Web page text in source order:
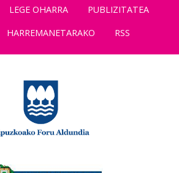
LEGE OHARRA
PUBLIZITATEA
HARREMANETARAKO RSS